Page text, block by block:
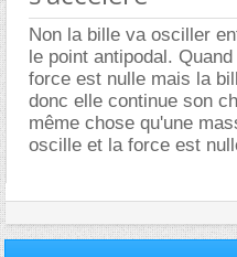
Non la bille va osciller
le point antipodal.
force est nulle mais la
donc elle continue son
même chose qu'une
oscille et la force est